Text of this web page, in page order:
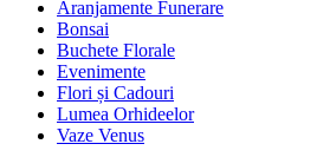
Aranjamente Funerare
Bonsai
Buchete Florale
Evenimente
Flori și Cadouri
Lumea Orhideelor
Vaze Venus